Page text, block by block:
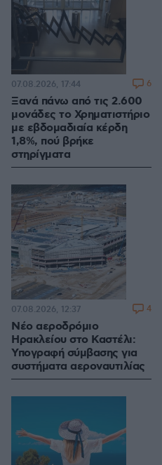
Ξανά πάνω από τις 2.600
μονάδες το Χρηματιστήριο
με εβδομαδιαία κέρδη
1,8%, πού βρήκε
στηρίγματα
07.08.2026, 17:44 6
Νέο αεροδρόμιο
Ηρακλείου στο Καστέλι:
Υπογραφή σύμβασης για
συστήματα αεροναυτιλίας
07.08.2026, 12:37 4